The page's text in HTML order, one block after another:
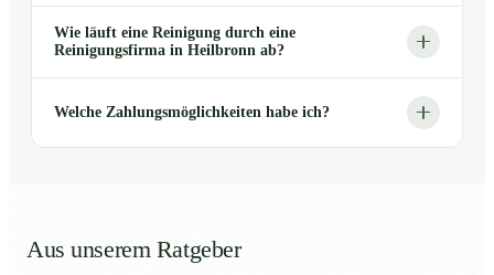
Wie läuft eine Reinigung durch eine
Reinigungsfirma in Heilbronn ab?
Welche Zahlungsmöglichkeiten habe ich?
Aus unserem Ratgeber